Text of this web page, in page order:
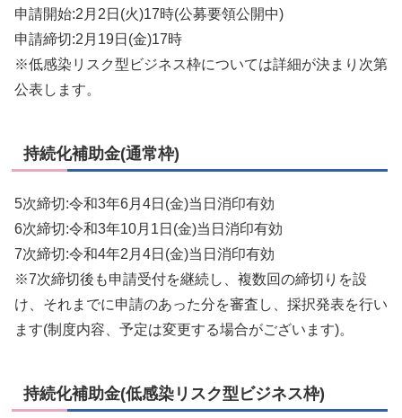
申請開始:2月2日(火)17時(公募要領公開中)
申請締切:2月19日(金)17時
※低感染リスク型ビジネス枠については詳細が決まり次第
公表します。
持続化補助金(通常枠)
5次締切:令和3年6月4日(金)当日消印有効
6次締切:令和3年10月1日(金)当日消印有効
7次締切:令和4年2月4日(金)当日消印有効
※7次締切後も申請受付を継続し、複数回の締切りを設
け、それまでに申請のあった分を審査し、採択発表を行い
ます(制度内容、予定は変更する場合がございます)。
持続化補助金(低感染リスク型ビジネス枠)